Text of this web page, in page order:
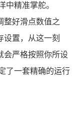
中精准掌舵。
整好滑点数值之
设置，从这一刻
会严格按照你所设
了一套精确的运行